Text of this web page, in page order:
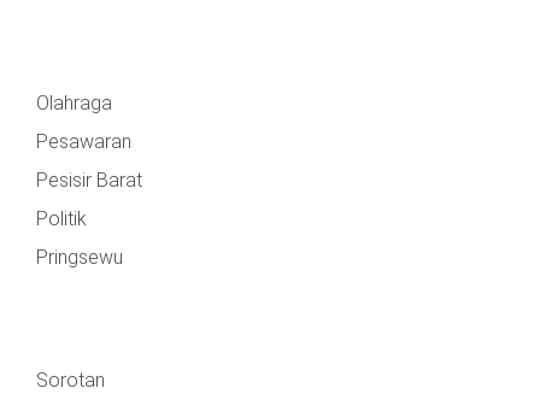
Olahraga
Pesawaran
Pesisir Barat
Politik
Pringsewu
Sorotan